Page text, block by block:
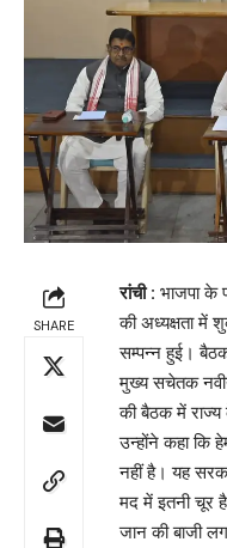
SHARE
रांची : भाजपा के
की अध्यक्षता में
सम्पन्न हुई। बैठक
मुख्य सचेतक
की बैठक में राज्य
उन्होंने कहा कि
नहीं है। यह
मद में इतनी चूर
जान की बाजी